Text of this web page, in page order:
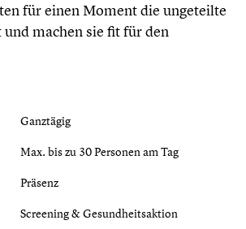
für einen Moment die ungeteilte
machen sie fit für den
Ganztägig
Max. bis zu 30 Personen am Tag
Präsenz
Screening & Gesundheitsaktion